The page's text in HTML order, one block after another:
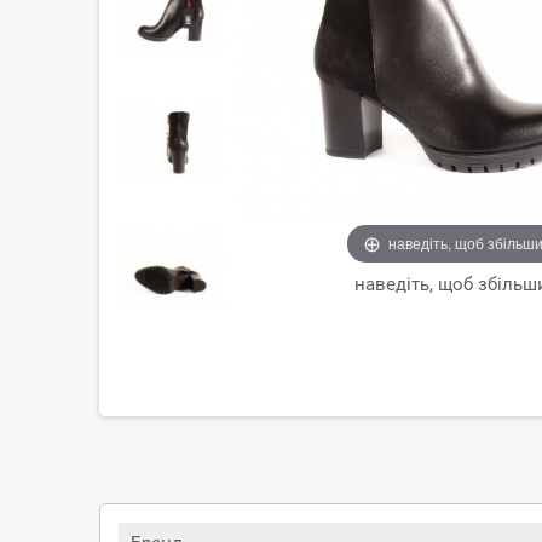
наведіть, щоб
наведіть, щоб